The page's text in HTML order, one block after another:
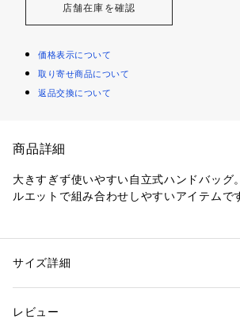
店舗在庫を確認
価格表示について
取り寄せ商品について
返品交換について
商品詳細
大きすぎず使いやすい自立式ハンドバッグ
ルエットで組み合わせしやすいアイテムで
カテゴリー：
VY946305 （ショップ）
サイズ詳細
レビュー